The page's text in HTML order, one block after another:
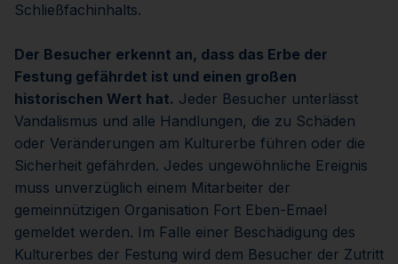
Schließfachinhalts.
Der Besucher erkennt an, dass das Erbe der
Festung gefährdet ist und einen großen
historischen Wert hat. Jeder Besucher unterlässt
Vandalismus und alle Handlungen, die zu Schäden
oder Veränderungen am Kulturerbe führen oder die
Sicherheit gefährden. Jedes ungewöhnliche Ereignis
muss unverzüglich einem Mitarbeiter der
gemeinnützigen Organisation Fort Eben-Emael
gemeldet werden. Im Falle einer Beschädigung des
Kulturerbes der Festung wird dem Besucher der Zutritt